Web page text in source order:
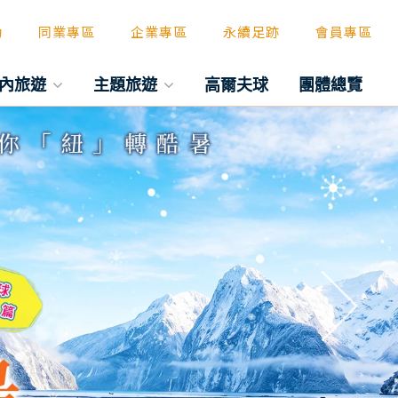
同業專區 企業專區 永續足跡 會員專區
旅遊 主題旅遊 高爾夫球 團體總覽
往後